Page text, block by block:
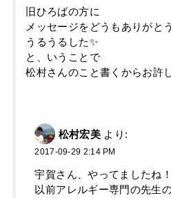
旧ひろばの方に
メッセージをどうもありがと
うるうるした✨
と、いうことで
松村さんのこと書くからお許
松村宏美 より:
2017-09-29 2:14 PM
宇賀さん、やってましたね！
以前アレルギー専門の先生